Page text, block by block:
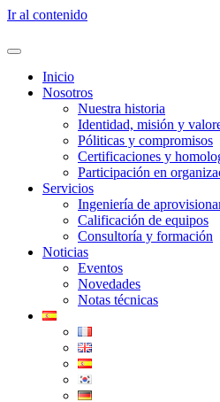
Ir al contenido
Inicio
Nosotros
Nuestra historia
Identidad, misión y
Póliticas y compromisos
Certificaciones y
Participación en
Servicios
Ingeniería de
Calificación de equipos
Consultoría y formación
Noticias
Eventos
Novedades
Notas técnicas